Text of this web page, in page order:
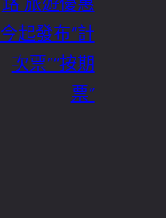
今起發布“計
次票”“按期
票”